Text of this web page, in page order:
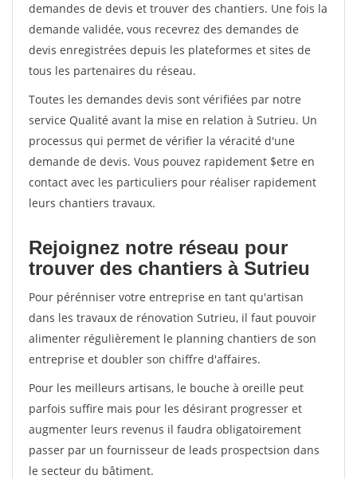
demandes de devis et trouver des chantiers. Une fois la
demande validée, vous recevrez des demandes de
devis enregistrées depuis les plateformes et sites de
tous les partenaires du réseau.
Toutes les demandes devis sont vérifiées par notre
service Qualité avant la mise en relation à Sutrieu. Un
processus qui permet de vérifier la véracité d'une
demande de devis. Vous pouvez rapidement $etre en
contact avec les particuliers pour réaliser rapidement
leurs chantiers travaux.
Rejoignez notre réseau pour
trouver des chantiers à Sutrieu
Pour pérénniser votre entreprise en tant qu'artisan
dans les travaux de rénovation Sutrieu, il faut pouvoir
alimenter régulièrement le planning chantiers de son
entreprise et doubler son chiffre d'affaires.
Pour les meilleurs artisans, le bouche à oreille peut
parfois suffire mais pour les désirant progresser et
augmenter leurs revenus il faudra obligatoirement
passer par un fournisseur de leads prospectsion dans
le secteur du bâtiment.